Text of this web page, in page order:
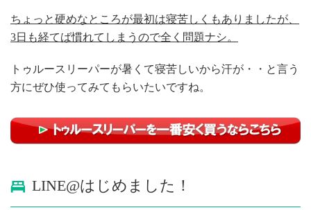
ちょっと硬めなところが最初は寝苦しくもありましたが、
3日も経てば慣れてしまうので全く問題ナシ。
トゥルースリーパーが暑くて寝苦しいから汗が・・と言う
方にぜひ使ってみてもらいたいですね。
LINE@はじめました！